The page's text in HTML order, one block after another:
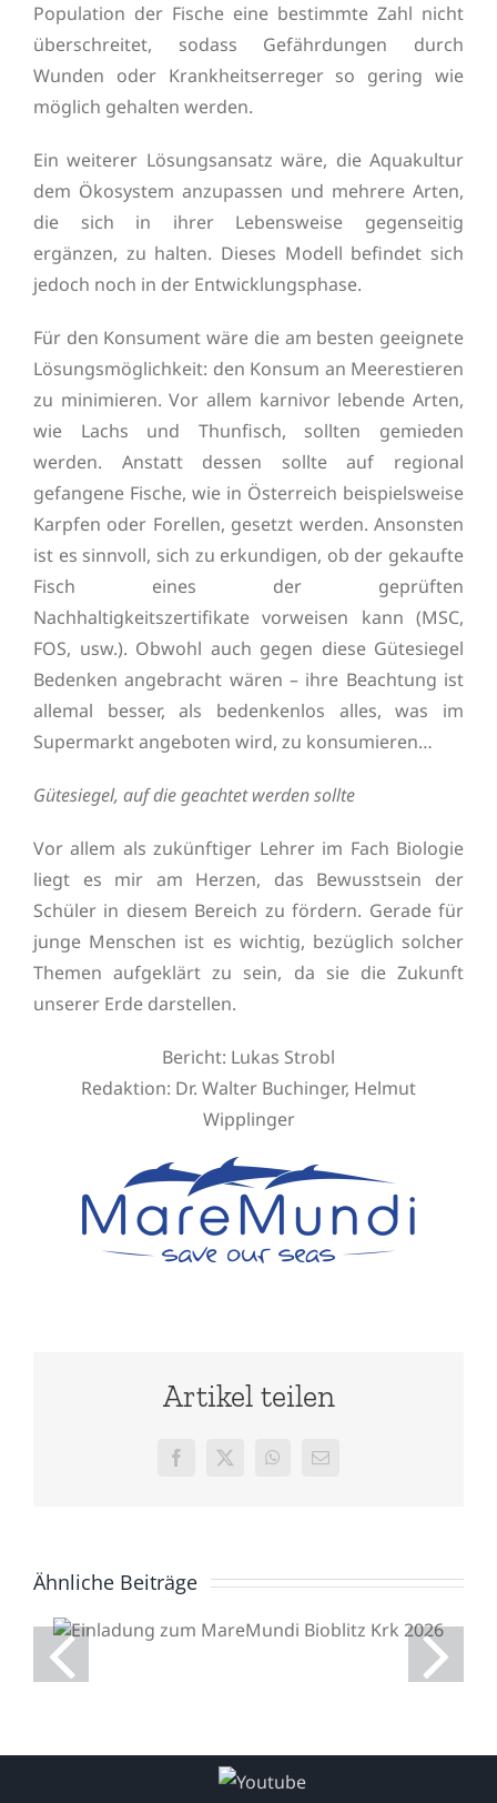
Population der Fische eine bestimmte Zahl nicht
überschreitet, sodass Gefährdungen durch
Wunden oder Krankheitserreger so gering wie
möglich gehalten werden.
Ein weiterer Lösungsansatz wäre, die Aquakultur
dem Ökosystem anzupassen und mehrere Arten,
die sich in ihrer Lebensweise gegenseitig
ergänzen, zu halten. Dieses Modell befindet sich
jedoch noch in der Entwicklungsphase.
Für den Konsument wäre die am besten geeignete
Lösungsmöglichkeit: den Konsum an Meerestieren
zu minimieren. Vor allem karnivor lebende Arten,
wie Lachs und Thunfisch, sollten gemieden
werden. Anstatt dessen sollte auf regional
gefangene Fische, wie in Österreich beispielsweise
Karpfen oder Forellen, gesetzt werden. Ansonsten
ist es sinnvoll, sich zu erkundigen, ob der gekaufte
Fisch eines der geprüften
Nachhaltigkeitszertifikate vorweisen kann (MSC,
FOS, usw.). Obwohl auch gegen diese Gütesiegel
Bedenken angebracht wären – ihre Beachtung ist
allemal besser, als bedenkenlos alles, was im
Supermarkt angeboten wird, zu konsumieren…
Gütesiegel, auf die geachtet werden sollte
Vor allem als zukünftiger Lehrer im Fach Biologie
liegt es mir am Herzen, das Bewusstsein der
Schüler in diesem Bereich zu fördern. Gerade für
junge Menschen ist es wichtig, bezüglich solcher
Themen aufgeklärt zu sein, da sie die Zukunft
unserer Erde darstellen.
Bericht: Lukas Strobl
Redaktion: Dr. Walter Buchinger, Helmut
Wipplinger
Artikel teilen
Facebook
X WhatsApp
E-
Ähnliche BeiträgeEinladung zum
MareMundi Bioblitz Krk